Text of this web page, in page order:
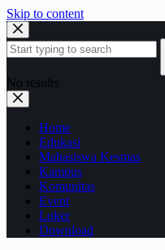
Skip to content
No results
Home
Edukasi
Mahasiswa Kesmas
Kampus
Komunitas
Event
Loker
Download